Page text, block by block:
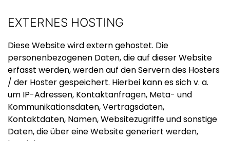
EXTERNES HOSTING
Diese Website wird extern gehostet. Die
personenbezogenen Daten, die auf dieser Website
erfasst werden, werden auf den Servern des Hosters
/ der Hoster gespeichert. Hierbei kann es sich v. a.
um IP-Adressen, Kontaktanfragen, Meta- und
Kommunikationsdaten, Vertragsdaten,
Kontaktdaten, Namen, Websitezugriffe und sonstige
Daten, die über eine Website generiert werden,